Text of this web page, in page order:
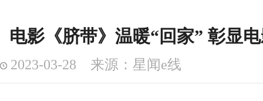
电影《脐带》温暖“回家” 彰显
2023-03-28 来源：星闻e线